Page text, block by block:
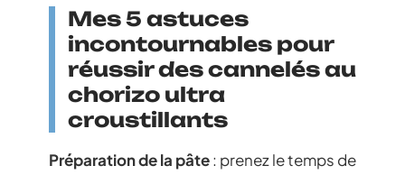
Mes 5 astuces
incontournables pour
réussir des cannelés au
chorizo ultra
croustillants
Préparation de la pâte: prenez le temps de